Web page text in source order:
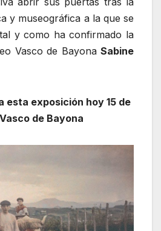
y museográfica a la que se
y como ha confirmado la
Vasco de Bayona Sabine
esta exposición hoy 15 de
de Bayona